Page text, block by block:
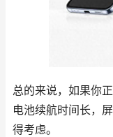
总的来说，如果你
电池续航时间长，
得考虑。